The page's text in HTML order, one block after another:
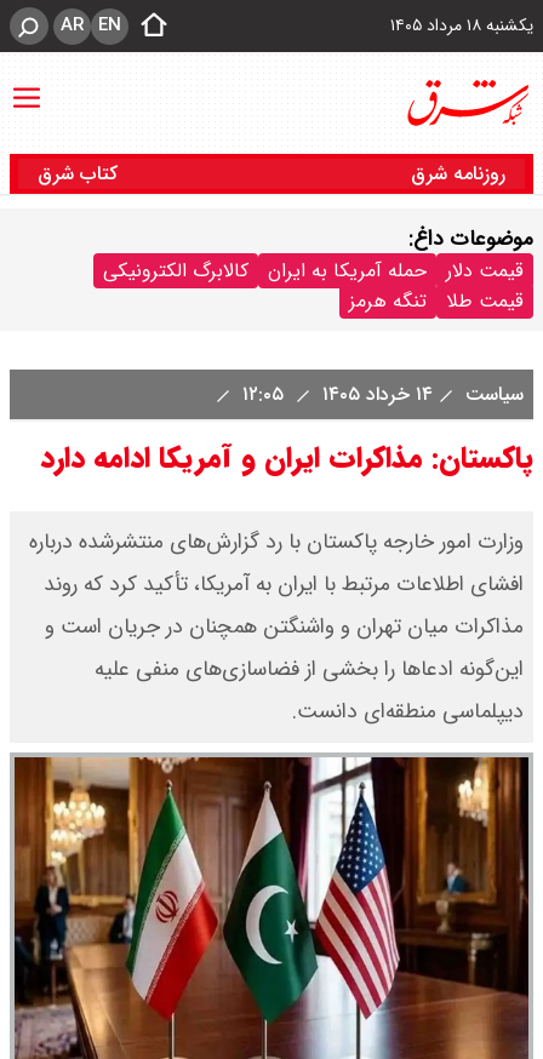
یکشنبه ۱۸ مرداد ۱۴۰۵ EN
AR
روزنامه شرق کتاب شرق
موضوعات داغ:
قیمت دلار حمله آمریکا به ایران
کالابرگ الکترونیکی
قیمت طلا
تنگه هرمز
سیاست ۱۴ خرداد ۱۴۰۵
پاکستان: مذاکرات ایران و آمریکا ادامه دارد
وزارت امور خارجه پاکستان با رد گزارش‌های منتشرشده درباره
افشای اطلاعات مرتبط با ایران به آمریکا، تأکید کرد که روند
مذاکرات میان تهران و واشنگتن همچنان در جریان است و
این‌گونه ادعاها را بخشی از فضاسازی‌های منفی علیه
دیپلماسی منطقه‌ای دانست.